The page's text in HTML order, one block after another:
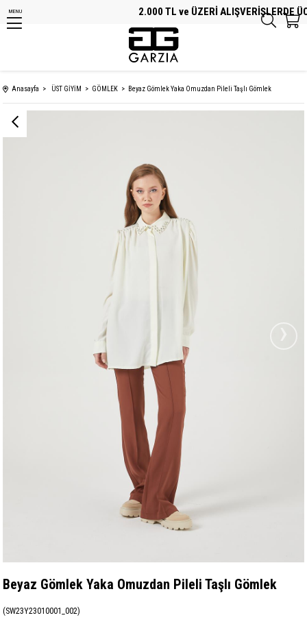
2.000 TL ve ÜZERİ ALIŞVERİŞLERDE
MENU
Anasayfa ÜST GİYİM GÖMLEK Beyaz Gömlek Yaka Omuzdan Pileli Taşlı Gömlek
Beyaz Gömlek Yaka Omuzdan Pileli Taşlı Gömlek
(SW23Y23010001_002)